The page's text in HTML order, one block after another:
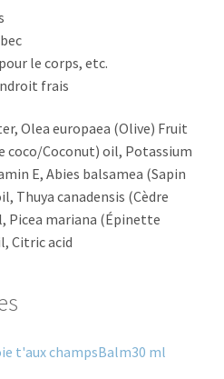
le corps, etc.
frais
Olea europaea (Olive) Fruit
coco/Coconut) oil, Potassium
E, Abies balsamea (Sapin
Thuya canadensis (Cèdre
Picea mariana (Épinette
Citric acid